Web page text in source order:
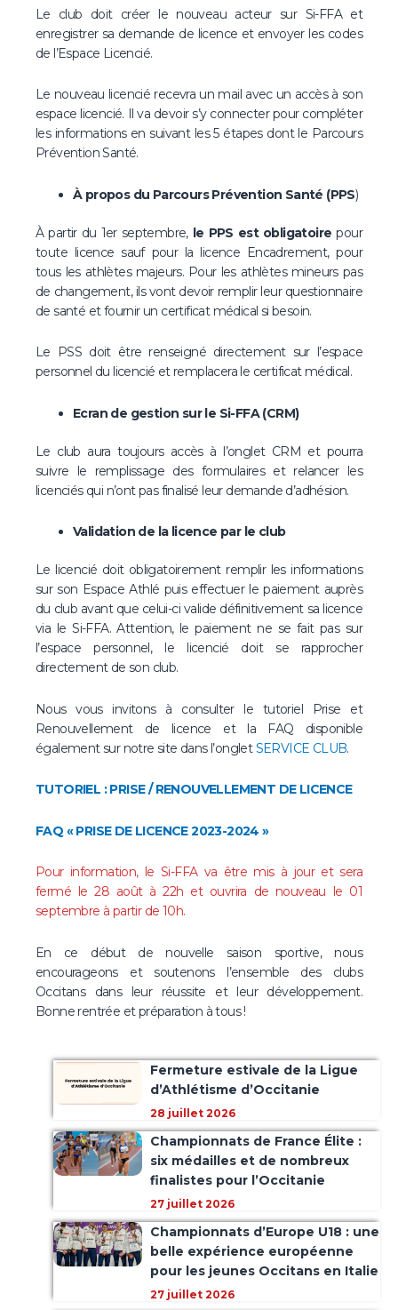
Le club doit créer le nouveau acteur sur Si-FFA et
enregistrer sa demande de licence et envoyer les codes
de l’Espace Licencié.
Le nouveau licencié recevra un mail avec un accès à son
espace licencié. Il va devoir s’y connecter pour compléter
les informations en suivant les 5 étapes dont le Parcours
Prévention Santé.
À propos du Parcours Prévention Santé (PPS)
À partir du 1er septembre, le PPS est obligatoirepour
toute licence sauf pour la licence Encadrement, pour
tous les athlètes majeurs. Pour les athlètes mineurs pas
de changement, ils vont devoir remplir leur questionnaire
de santé et fournir un certificat médical si besoin.
Le PSS doit être renseigné directement sur l’espace
personnel du licencié et remplacera le certificat médical.
Ecran de gestion sur le Si-FFA (CRM)
Le club aura toujours accès à l’onglet CRM et pourra
suivre le remplissage des formulaires et relancer les
licenciés qui n’ont pas finalisé leur demande d’adhésion.
Validation de la licence par le club
Le licencié doit obligatoirement remplir les informations
sur son Espace Athlé puis effectuer le paiement auprès
du club avant que celui-ci valide définitivement sa licence
via le Si-FFA. Attention, le paiement ne se fait pas sur
l’espace personnel, le licencié doit se rapprocher
directement de son club.
Nous vous invitons à consulter le tutoriel Prise et
Renouvellement de licence et la FAQ disponible
également sur notre site dans l’ongletSERVICE CLUB.
TUTORIEL : PRISE / RENOUVELLEMENT DE LICENCE
FAQ « PRISE DE LICENCE 2023-2024 »
Pour information, le Si-FFA va être mis à jour et sera
fermé le 28 août à 22h et ouvrira de nouveau le 01
septembre à partir de 10h.
En ce début de nouvelle saison sportive, nous
encourageons et soutenons l’ensemble des clubs
Occitans dans leur réussite et leur développement.
Bonne rentrée et préparation à tous !
Fermeture estivale de la Ligue
d’Athlétisme d’Occitanie
28 juillet 2026
Championnats de France Élite :
six médailles et de nombreux
finalistes pour l’Occitanie
27 juillet 2026
Championnats d’Europe U18 : une
belle expérience européenne
pour les jeunes Occitans en Italie
27 juillet 2026